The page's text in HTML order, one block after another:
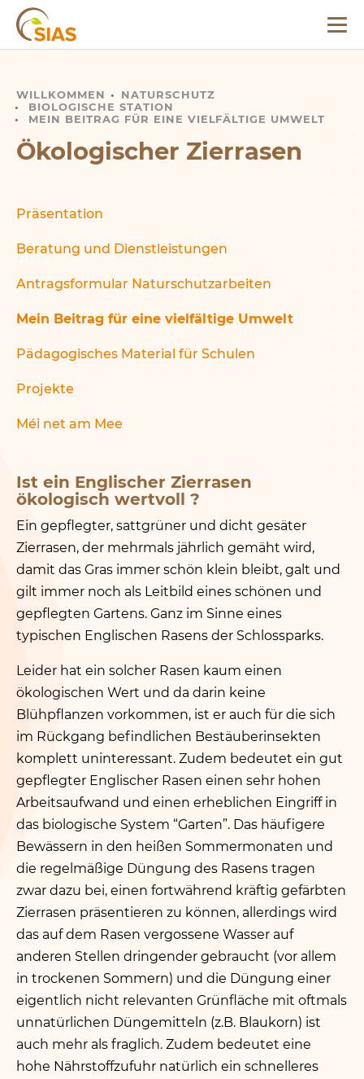
Menü
WILLKOMMEN
NATURSCHUTZ
BIOLOGISCHE STATION
MEIN BEITRAG FÜR EINE VIELFÄLTIGE UMWELT
ÖKOLOGISCHER ZIERRASEN
Ökologischer Zierrasen
Präsentation
Beratung und Dienstleistungen
Antragsformular Naturschutzarbeiten
Mein Beitrag für eine vielfältige Umwelt
Pädagogisches Material für Schulen
Projekte
Méi net am Mee
Ist ein Englischer Zierrasen
ökologisch wertvoll ?
Ein gepflegter, sattgrüner und dicht gesäter
Zierrasen, der mehrmals jährlich gemäht wird,
damit das Gras immer schön klein bleibt, galt und
gilt immer noch als Leitbild eines schönen und
gepflegten Gartens. Ganz im Sinne eines
typischen Englischen Rasens der Schlossparks.
Leider hat ein solcher Rasen kaum einen
ökologischen Wert und da darin keine
Blühpflanzen vorkommen, ist er auch für die sich
im Rückgang befindlichen Bestäuberinsekten
komplett uninteressant. Zudem bedeutet ein gut
gepflegter Englischer Rasen einen sehr hohen
Arbeitsaufwand und einen erheblichen Eingriff in
das biologische System “Garten”. Das häufigere
Bewässern in den heißen Sommermonaten und
die regelmäßige Düngung des Rasens tragen
zwar dazu bei, einen fortwährend kräftig gefärbten
Zierrasen präsentieren zu können, allerdings wird
das auf dem Rasen vergossene Wasser auf
anderen Stellen dringender gebraucht (vor allem
in trockenen Sommern) und die Düngung einer
eigentlich nicht relevanten Grünfläche mit oftmals
unnatürlichen Düngemitteln (z.B. Blaukorn) ist
auch mehr als fraglich. Zudem bedeutet eine
hohe Nährstoffzufuhr natürlich ein schnelleres